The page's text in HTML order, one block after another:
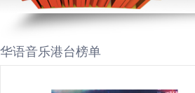
华语音乐港台榜单